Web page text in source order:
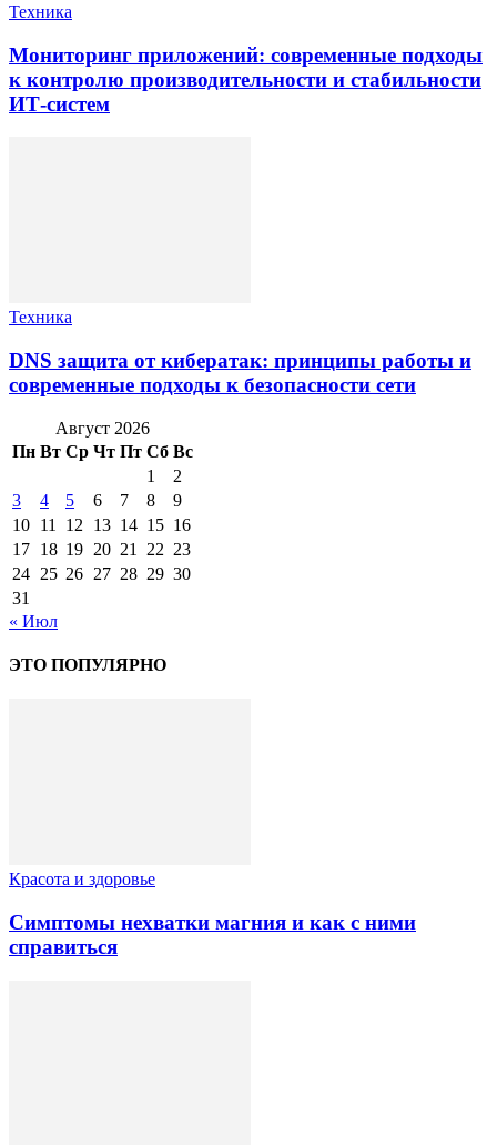
Техника
Мониторинг приложений: современные подходы
к контролю производительности и стабильности
ИТ-систем
Техника
DNS защита от кибератак: принципы работы и
современные подходы к безопасности сети
Август 2026
Пн Вт Ср Чт Пт Сб Вс
1
2
3
4 5 6 7 8
9
10 11 12 13 14 15 16
17 18 19 20 21 22 23
24 25 26 27 28 29 30
31
« Июл
ЭТО ПОПУЛЯРНО
Красота и здоровье
Симптомы нехватки магния и как с ними
справиться